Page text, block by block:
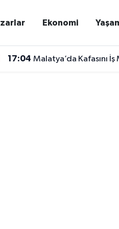
Ekonomi
17:04 Malatya’da Kafasını